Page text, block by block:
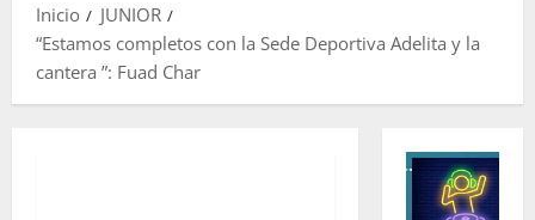
Inicio
JUNIOR
“Estamos completos con la Sede Deportiva Adelita y la
cantera ”: Fuad Char